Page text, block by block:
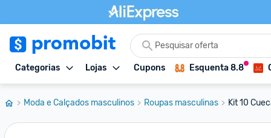
Categorias Lojas Cupons Esquenta 8.8
Moda e Calçados masculinos Roupas masculinas Kit 10